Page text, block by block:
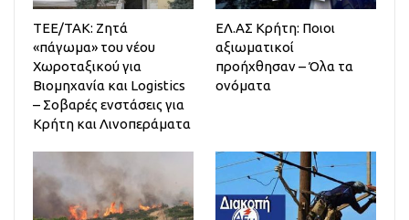
ΤΕΕ/ΤΑΚ: Ζητά
«πάγωμα» του νέου
Χωροταξικού για
Βιομηχανία και Logistics
– Σοβαρές ενστάσεις για
Κρήτη και Λινοπεράματα
ΕΛ.ΑΣ Κρήτη: Ποιοι
αξιωματικοί
προήχθησαν – Όλα τα
ονόματα